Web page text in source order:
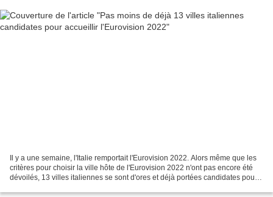
Il y a une semaine, l'Italie remportait l'Eurovision 2022. Alors même que les
critères pour choisir la ville hôte de l'Eurovision 2022 n'ont pas encore été
dévoilés, 13 villes italiennes se sont d'ores et déjà portées candidates pour